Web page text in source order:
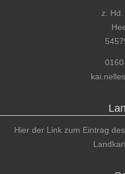
z. Hd.
Hier der Link zum Eintrag